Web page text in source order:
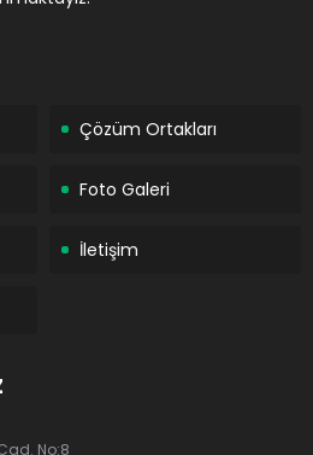
Çözüm Ortakları
Foto Galeri
İletişim
No:8